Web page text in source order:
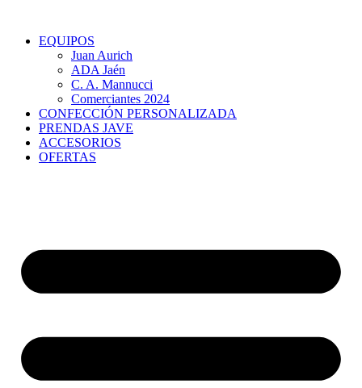
contenidoEQUIPOS
Juan Aurich
ADA Jaén
C. A. Mannucci
Comerciantes 2024
CONFECCIÓN PERSONALIZADA
PRENDAS JAVE
ACCESORIOS
OFERTAS